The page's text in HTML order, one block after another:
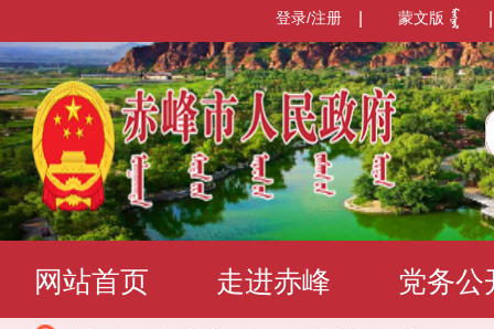
蒙文版
登录/注册
网站首页 走进赤峰 党务公